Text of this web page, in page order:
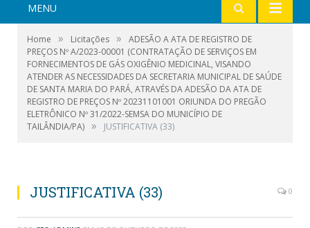
MENU
Home » Licitações »
ADESÃO A ATA DE REGISTRO DE
PREÇOS Nº A/2023-00001 (CONTRATAÇÃO DE SERVIÇOS EM
FORNECIMENTOS DE GÁS OXIGÊNIO MEDICINAL, VISANDO
ATENDER AS NECESSIDADES DA SECRETARIA MUNICIPAL DE SAÚDE
DE SANTA MARIA DO PARÁ, ATRAVÉS DA ADESÃO DA ATA DE
REGISTRO DE PREÇOS Nº 20231101001 ORIUNDA DO PREGÃO
ELETRÔNICO Nº 31/2022-SEMSA DO MUNICÍPIO DE
TAILÂNDIA/PA) » JUSTIFICATIVA (33)
JUSTIFICATIVA (33) 0